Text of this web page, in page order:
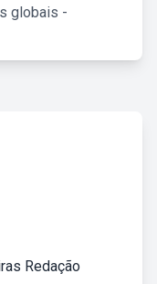
globais -
Redação